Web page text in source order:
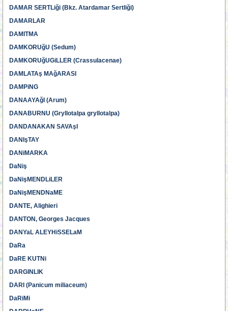
DAMAR SERTLiği (Bkz. Atardamar Sertliği)
DAMARLAR
DAMITMA
DAMKORUğU (Sedum)
DAMKORUğUGiLLER (Crassulacenae)
DAMLATAş MAğARASI
DAMPiNG
DANAAYAğI (Arum)
DANABURNU (Gryllotalpa gryllotalpa)
DANDANAKAN SAVAşI
DANIşTAY
DANiMARKA
DaNiş
DaNişMENDLiLER
DaNişMENDNaME
DANTE, Alighieri
DANTON, Georges Jacques
DANYaL ALEYHiSSELaM
DaRa
DaRE KUTNi
DARGINLIK
DARI (Panicum miliaceum)
DaRiMi